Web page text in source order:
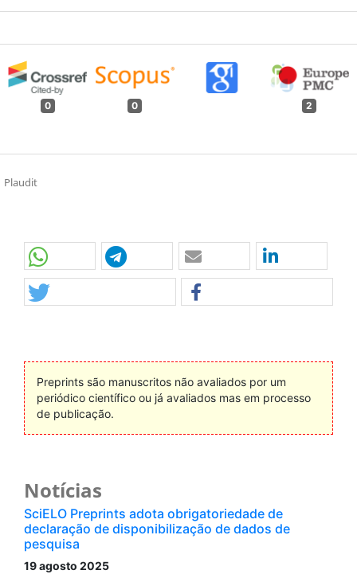
0 0 2
Plaudit
Preprints são manuscritos não avaliados por um
periódico científico ou já avaliados mas em processo
de publicação.
Notícias
SciELO Preprints adota obrigatoriedade de
declaração de disponibilização de dados de
pesquisa
19 agosto 2025